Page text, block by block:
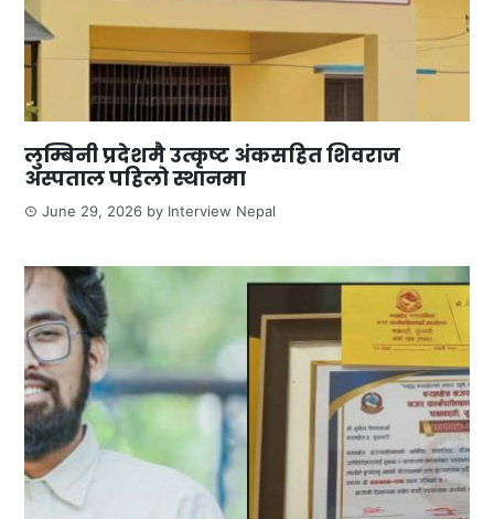
लुम्बिनी प्रदेशमै उत्कृष्ट अंकसहित शिवराज
अस्पताल पहिलो स्थानमा
June 29, 2026 by Interview Nepal